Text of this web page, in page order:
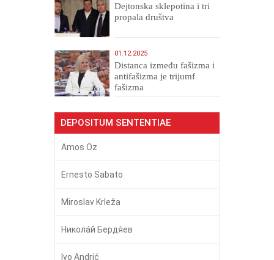
Dejtonska sklepotina i tri
propala društva
01.12.2025
Distanca između fašizma i
antifašizma je trijumf
fašizma
DEPOSITUM SENTENTIAE
Amos Oz
Ernesto Sabato
Miroslav Krleža
Никола́й Бердя́ев
Ivo Andrić